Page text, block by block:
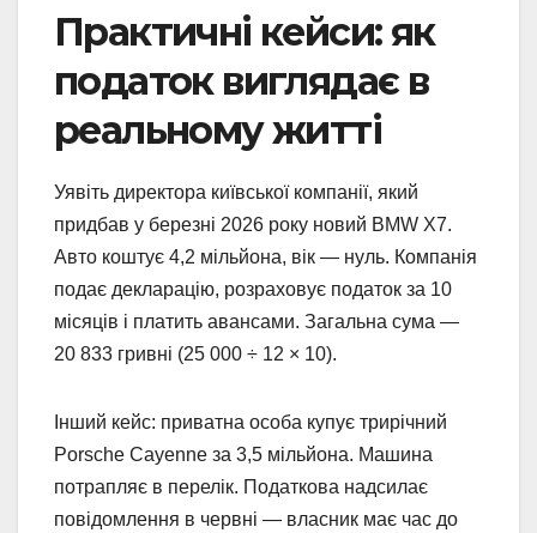
Практичні кейси: як
податок виглядає в
реальному житті
Уявіть директора київської компанії, який
придбав у березні 2026 року новий BMW X7.
Авто коштує 4,2 мільйона, вік — нуль. Компанія
подає декларацію, розраховує податок за 10
місяців і платить авансами. Загальна сума —
20 833 гривні (25 000 ÷ 12 × 10).
Інший кейс: приватна особа купує трирічний
Porsche Cayenne за 3,5 мільйона. Машина
потрапляє в перелік. Податкова надсилає
повідомлення в червні — власник має час до